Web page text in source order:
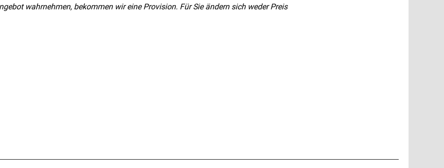
wahrnehmen, bekommen wir eine Provision. Für Sie ändern sich weder Preis